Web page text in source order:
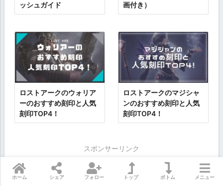
ッシュガイド
画付き）
ロストアークのウォリア
ーのおすすめ刻印と人気
刻印TOP4！
ロストアークのマジシャ
ンのおすすめ刻印と人気
刻印TOP4！
スポンサーリンク
ホーム シェア フォロー トップ ボトム メニュー